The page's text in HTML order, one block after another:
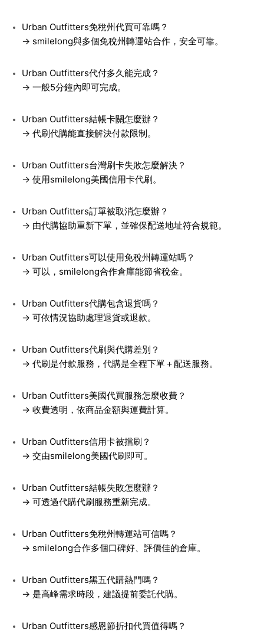
Urban Outfitters免稅州代買可靠嗎？
→ smilelong與多個免稅州轉運站合作，安全可靠。
Urban Outfitters代付多久能完成？
→ 一般5分鐘內即可完成。
Urban Outfitters結帳卡關怎麼辦？
→ 代刷代購能直接解決付款限制。
Urban Outfitters台灣刷卡失敗怎麼解決？
→ 使用smilelong美國信用卡代刷。
Urban Outfitters訂單被取消怎麼辦？
→ 由代購協助重新下單，並確保配送地址符合規範。
Urban Outfitters可以使用免稅州轉運站嗎？
→ 可以，smilelong合作倉庫能節省稅金。
Urban Outfitters代購包含退貨嗎？
→ 可依情況協助處理退貨或退款。
Urban Outfitters代刷與代購差別？
→ 代刷是付款服務，代購是全程下單＋配送服務。
Urban Outfitters美國代買服務怎麼收費？
→ 收費透明，依商品金額與運費計算。
Urban Outfitters信用卡被擋刷？
→ 交由smilelong美國代刷即可。
Urban Outfitters結帳失敗怎麼辦？
→ 可透過代購代刷服務重新完成。
Urban Outfitters免稅州轉運站可信嗎？
→ smilelong合作多個口碑好、評價佳的倉庫。
Urban Outfitters黑五代購熱門嗎？
→ 是高峰需求時段，建議提前委託代購。
Urban Outfitters感恩節折扣代買值得嗎？